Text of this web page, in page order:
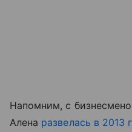
Напомним, с
Алена развелась в 2013